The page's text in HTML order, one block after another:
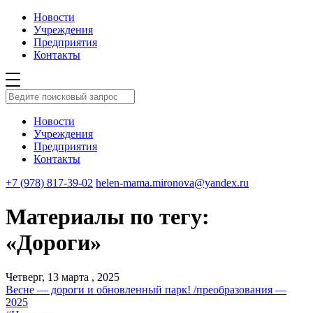
Новости
Учреждения
Предприятия
Контакты
Новости
Учреждения
Предприятия
Контакты
+7 (978) 817-39-02 helen-mama.mironova@yandex.ru
Материалы по тегу:
«Дороги»
Четверг, 13 марта , 2025
Весне — дороги и обновленный парк! /преобразования —
2025